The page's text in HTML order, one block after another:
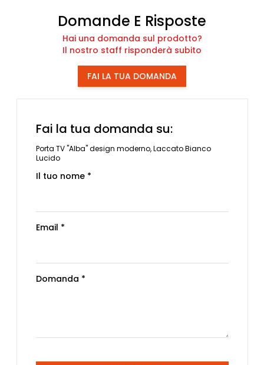
Domande E Risposte
Hai una domanda sul prodotto?
Il nostro staff risponderà subito
FAI LA TUA DOMANDA
Fai la tua domanda su:
Porta TV "Alba" design moderno, Laccato Bianco
Lucido
Il tuo nome *
Email *
Domanda *